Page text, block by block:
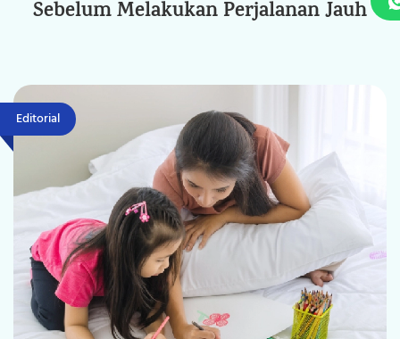
Sebelum Melakukan Perjalanan Jauh
Editorial